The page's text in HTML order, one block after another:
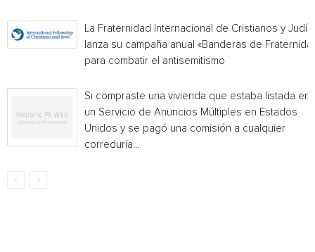
La Fraternidad Internacional de Cristianos y
lanza su campaña anual «Banderas de
para combatir el antisemitismo
Si compraste una vivienda que estaba listada en
un Servicio de Anuncios Múltiples en Estados
Unidos y se pagó una comisión a cualquier
correduría...